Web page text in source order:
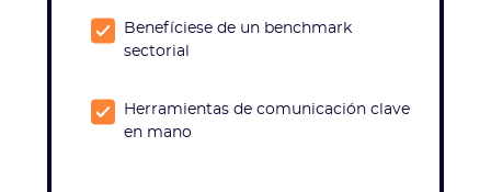
Benefíciese de un benchmark
sectorial
Herramientas de comunicación clave
en mano